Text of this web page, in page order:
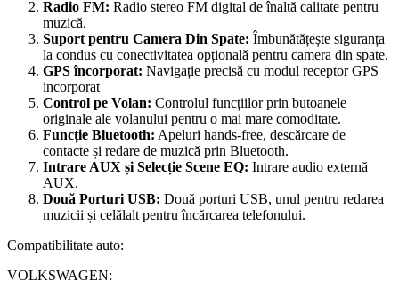
Radio FM: Radio stereo FM digital de înaltă calitate pentru
muzică.
Suport pentru Camera Din Spate: Îmbunătățește siguranța
la condus cu conectivitatea opțională pentru camera din spate.
GPS încorporat: Navigație precisă cu modul receptor GPS
incorporat
Control pe Volan: Controlul funcțiilor prin butoanele
originale ale volanului pentru o mai mare comoditate.
Funcție Bluetooth: Apeluri hands-free, descărcare de
contacte și redare de muzică prin Bluetooth.
Intrare AUX și Selecție Scene EQ: Intrare audio externă
AUX.
Două Porturi USB: Două porturi USB, unul pentru redarea
muzicii și celălalt pentru încărcarea telefonului.
Compatibilitate auto:
VOLKSWAGEN: